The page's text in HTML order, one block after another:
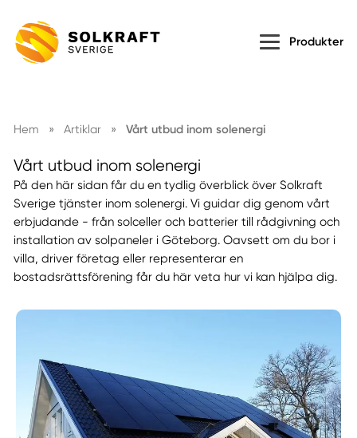
Produkter
Hem » Artiklar » Vårt utbud inom solenergi
Vårt utbud inom solenergi
På den här sidan får du en tydlig överblick över Solkraft
Sverige tjänster inom solenergi. Vi guidar dig genom vårt
erbjudande - från solceller och batterier till rådgivning och
installation av solpaneler i Göteborg. Oavsett om du bor i
villa, driver företag eller representerar en
bostadsrättsförening får du här veta hur vi kan hjälpa dig.